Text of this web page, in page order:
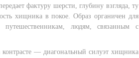
фактуру шерсти, глубину взгляда, ту
хищника в покое. Образ органичен для
путешественникам, людям, связанным с
контрасте — диагональный силуэт хищника